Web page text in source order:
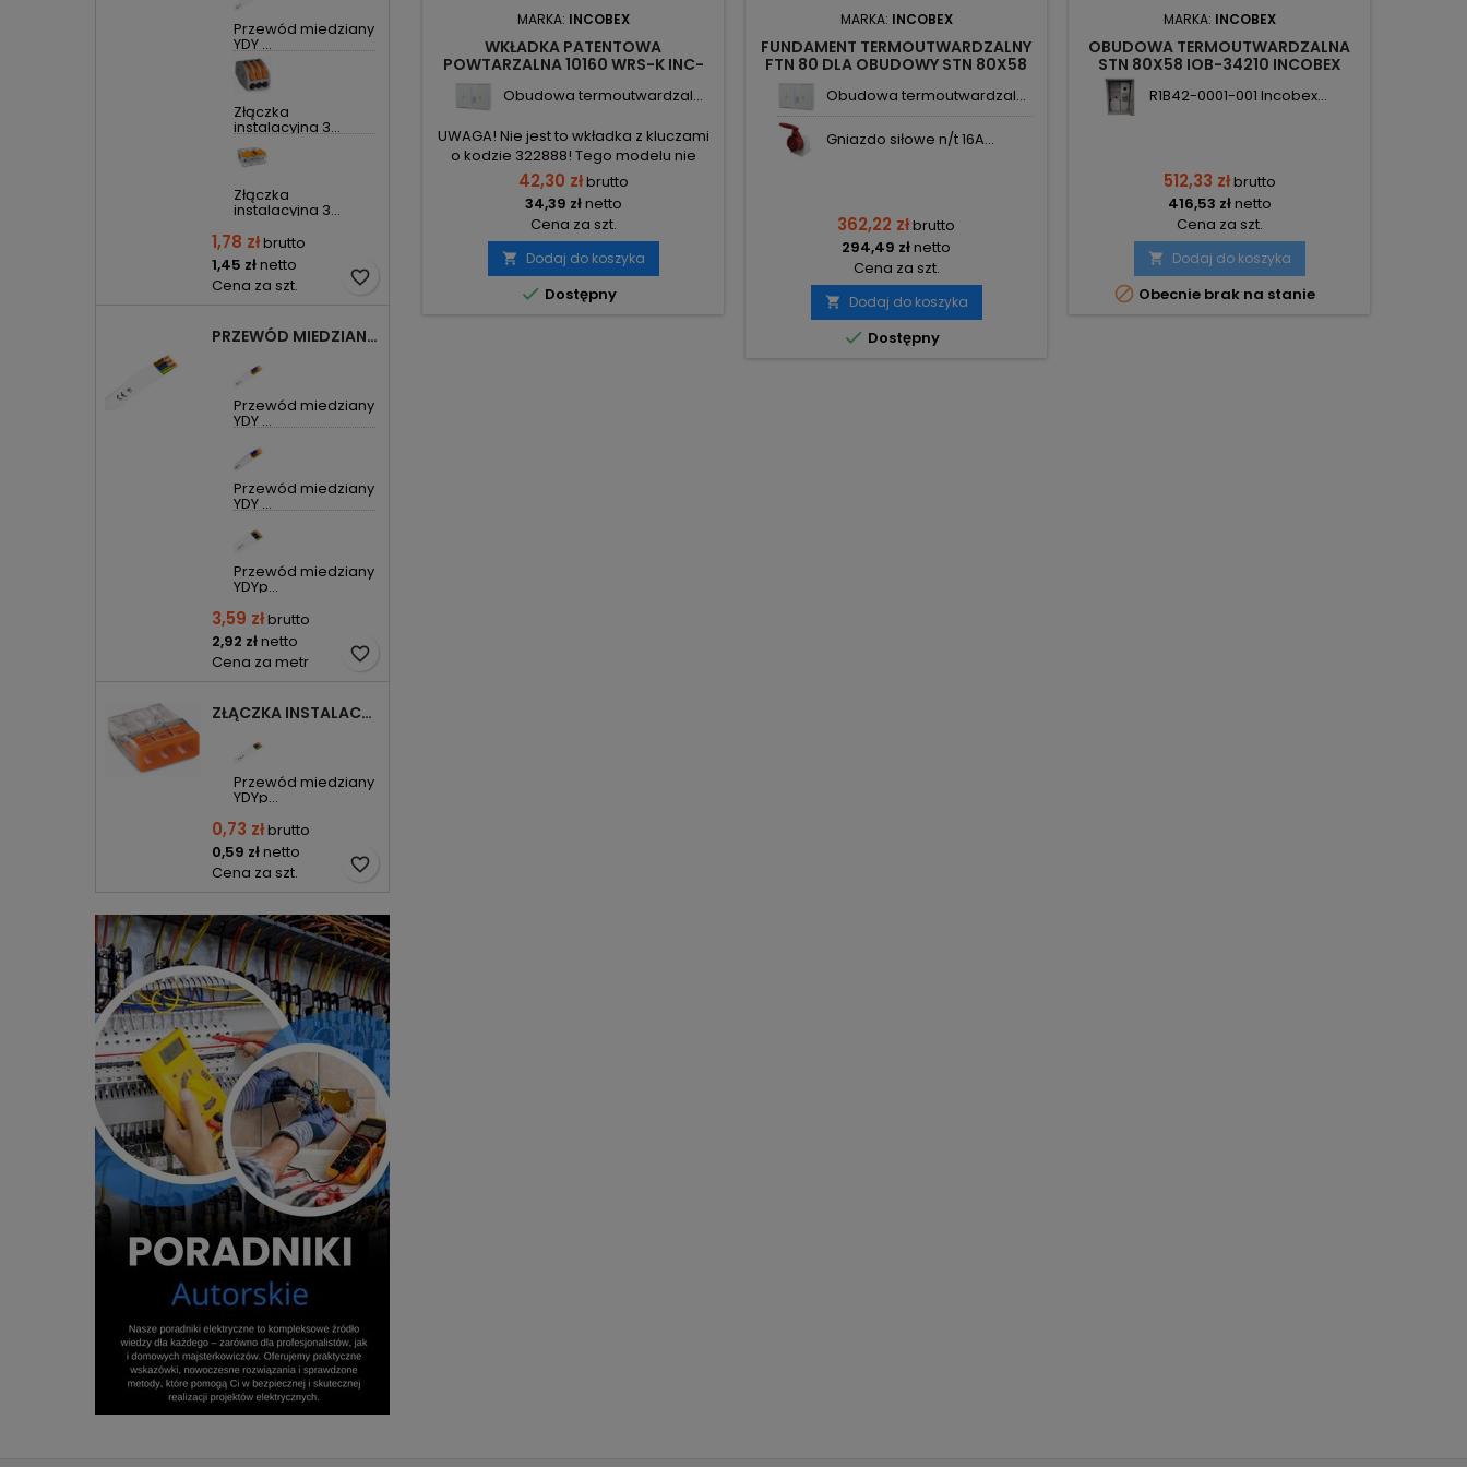
Przewód miedziany
YDY ...
Złączka
instalacyjna 3...
Złączka
instalacyjna 3...
1,78 złbrutto
1,45 złnetto
Cena za szt.
favorite_border
PRZEWÓD MIEDZIANY YDYP DRUT 3X1,5MM2 ŻO 450/750V
Przewód miedziany
YDY ...
Przewód miedziany
YDY ...
Przewód miedziany
YDYp...
3,59 złbrutto
2,92 złnetto
Cena za metr
favorite_border
ZŁĄCZKA INSTALACYJNA 3X COMPACT POMARAŃCZOWA 2273-203 WAGO
Przewód miedziany
YDYp...
0,73 złbrutto
0,59 złnetto
Cena za szt.
favorite_border
MARKA: INCOBEX
WKŁADKA PATENTOWA
POWTARZALNA 10160 WRS-K INC-
Obudowa termoutwardzal...
UWAGA! Nie jest to wkładka z kluczami
o kodzie 322888! Tego modelu nie
mamy już w sprzedaży, również
Producent nie oferuje już tego typu
wkładek!
42,30 złbrutto
34,39 złnetto
Cena za szt.
 Dodaj do koszyka
 Dostępny
MARKA: INCOBEX
FUNDAMENT TERMOUTWARDZALNY
FTN 80 DLA OBUDOWY STN 80X58
IOB-54301-00-000 INCOBEX
Obudowa termoutwardzal...
Gniazdo siłowe n/t 16A...
362,22 złbrutto
294,49 złnetto
Cena za szt.
 Dodaj do koszyka
 Dostępny
MARKA: INCOBEX
OBUDOWA TERMOUTWARDZALNA
STN 80X58 IOB-34210 INCOBEX
R1B42-0001-001 Incobex...
512,33 złbrutto
416,53 złnetto
Cena za szt.
 Dodaj do koszyka
 Obecnie brak na stanie